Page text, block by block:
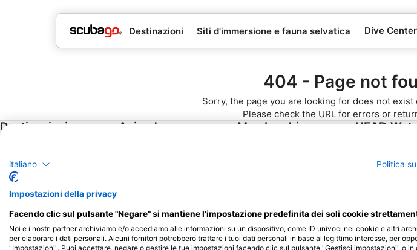
Destinazioni Siti d'immersione e fauna selvatica Dive Center
404 - Page not
Sorry, the page you are looking for does not exist
Please check the URL for errors or
Destinazioni
Thailandia
Egitto
Spagna
Indonesia
Florida
Azienda
Termini di utilizzo
Imprint
Membership HEAD
rEvo
italiano Politica
Impostazioni della privacy
Facendo clic sul pulsante "Negare" si mantiene l'impostazione predefinita dei soli cookie
Noi e i nostri partner archiviamo e/o accediamo alle informazioni su un dispositivo, come ID univoci nei cookie e altri
per elaborare i dati personali. Alcuni fornitori potrebbero trattare i tuoi dati personali in base al legittimo interesse, per
"Impostazioni". Puoi accettare, negare o gestire le tue impostazioni facendo clic sul pulsante "Gestisci impostazioni" o in